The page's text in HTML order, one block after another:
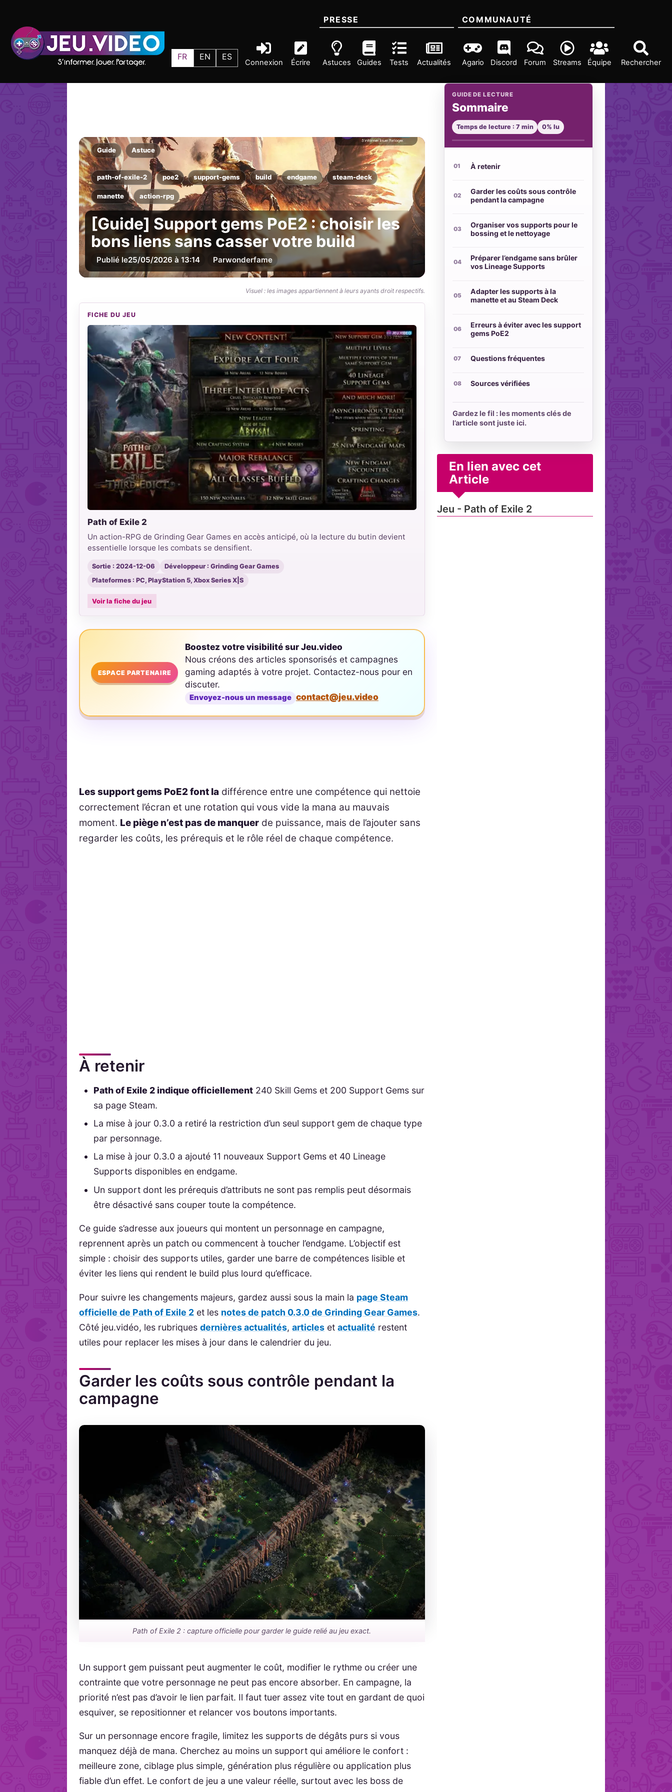
FR EN ES
Connexion Écrire Rechercher
PRESSE
Astuces Guides Tests Actualités
COMMUNAUTÉ
Agario Discord Forum Streams Équipe
Guide Astuce
path-of-exile-2 poe2 support-gems build endgame steam-deck
manette action-rpg
[Guide] Support gems PoE2 : choisir les
bons liens sans casser votre build
Publié le25/05/2026 à 13:14 Parwonderfame
Visuel : les images appartiennent à leurs ayants droit respectifs.
FICHE DU JEU
Path of Exile 2
Un action-RPG de Grinding Gear Games en accès anticipé, où la lecture du butin devient
essentielle lorsque les combats se densifient.
Sortie : 2024-12-06
Développeur : Grinding Gear Games
Plateformes : PC, PlayStation 5, Xbox Series X|S
Voir la fiche du jeu
ESPACE PARTENAIRE
Boostez votre visibilité sur Jeu.video
Nous créons des articles sponsorisés et campagnes
gaming adaptés à votre projet. Contactez-nous pour en
discuter.
Envoyez-nous un message contact@jeu.video
Les support gems PoE2 font la différence entre une compétence qui nettoie
correctement l’écran et une rotation qui vous vide la mana au mauvais
moment. Le piège n’est pas de manquer de puissance, mais de l’ajouter sans
regarder les coûts, les prérequis et le rôle réel de chaque compétence.
À retenir
Path of Exile 2 indique officiellement 240 Skill Gems et 200 Support Gems sur
sa page Steam.
La mise à jour 0.3.0 a retiré la restriction d’un seul support gem de chaque type
par personnage.
La mise à jour 0.3.0 a ajouté 11 nouveaux Support Gems et 40 Lineage
Supports disponibles en endgame.
Un support dont les prérequis d’attributs ne sont pas remplis peut désormais
être désactivé sans couper toute la compétence.
Ce guide s’adresse aux joueurs qui montent un personnage en campagne,
reprennent après un patch ou commencent à toucher l’endgame. L’objectif est
simple : choisir des supports utiles, garder une barre de compétences lisible et
éviter les liens qui rendent le build plus lourd qu’efficace.
Pour suivre les changements majeurs, gardez aussi sous la main la page Steam
officielle de Path of Exile 2 et les notes de patch 0.3.0 de Grinding Gear Games.
Côté jeu.vidéo, les rubriquesdernières actualités,articles etactualité restent
utiles pour replacer les mises à jour dans le calendrier du jeu.
Garder les coûts sous contrôle pendant la
campagne
Path of Exile 2 : capture officielle pour garder le guide relié au jeu exact.
Un support gem puissant peut augmenter le coût, modifier le rythme ou créer une
contrainte que votre personnage ne peut pas encore absorber. En campagne, la
priorité n’est pas d’avoir le lien parfait. Il faut tuer assez vite tout en gardant de quoi
esquiver, se repositionner et relancer vos boutons importants.
Sur un personnage encore fragile, limitez les supports de dégâts purs si vous
manquez déjà de mana. Cherchez au moins un support qui améliore le confort :
meilleure zone, ciblage plus simple, génération plus régulière ou application plus
fiable d’un effet. Le confort de jeu a une valeur réelle, surtout avec les boss de
GUIDE DE LECTURE
Sommaire
Temps de lecture : 7 min 0% lu
À retenir
Garder les coûts sous contrôle
pendant la campagne
Organiser vos supports pour le
bossing et le nettoyage
Préparer l’endgame sans brûler
vos Lineage Supports
Adapter les supports à la
manette et au Steam Deck
Erreurs à éviter avec les support
gems PoE2
Questions fréquentes
Sources vérifiées
Gardez le fil : les moments clés de
l’article sont juste ici.
En lien avec cet
Article
Jeu - Path of Exile 2